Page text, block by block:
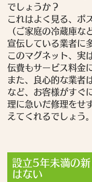
でしょうか？
これはよく見る、ポ
（ご家庭の冷蔵庫な
宣伝している業者に
このマグネット、実
伝費もサービス料金
また、良心的な業者
など、お客様がすぐ
理に急いだ修理をせ
えてくれるでしょう。
設立5年未満の
はない